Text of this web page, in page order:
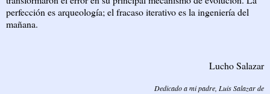
perfección es arqueología; el fracaso iterativo es la ingeniería del
mañana.
Lucho Salazar
Dedicado a mi padre, Luis Salazar de